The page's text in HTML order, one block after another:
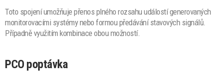
Toto spojení umožňuje přenos plného rozsahu událostí generovaných
monitorovacími systémy nebo formou předávání stavových signálů.
Případně využitím kombinace obou možností.
PCO poptávka